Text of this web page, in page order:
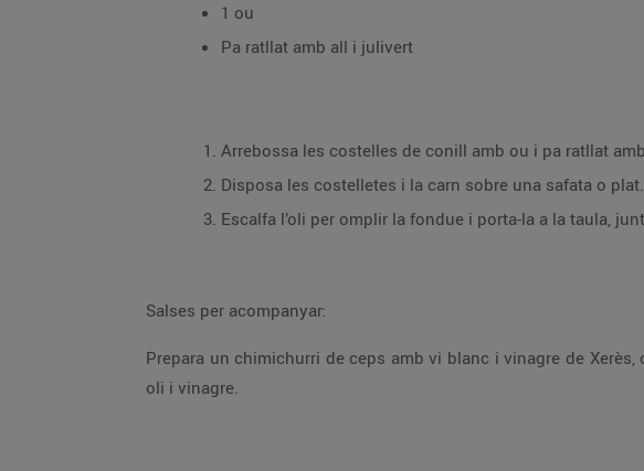
1 ou
Pa ratllat amb all i julivert
Disposa les costelletes i la carn sobre una safata o plat.
Salses per acompanyar:
Prepara un chimichurri de ceps amb vi blanc i vinagre de Xerès, o una salsa de poma cuita amb curri i ou. També pots servir trossets de pebrot i ceba amb
oli i vinagre.